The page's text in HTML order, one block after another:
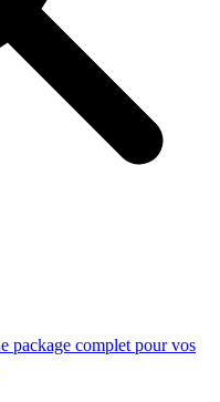
package complet pour vos